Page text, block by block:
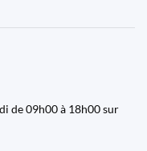
de 09h00 à 18h00 sur